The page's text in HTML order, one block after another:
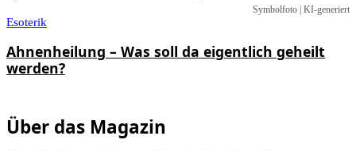
Symbolfoto | KI-generiert
Esoterik
Ahnenheilung – Was soll da eigentlich geheilt
werden?
Über das Magazin